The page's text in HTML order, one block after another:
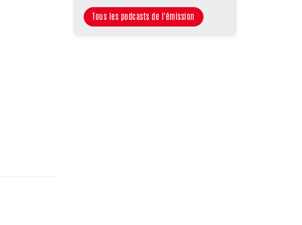
Tous les podcasts de l'émission